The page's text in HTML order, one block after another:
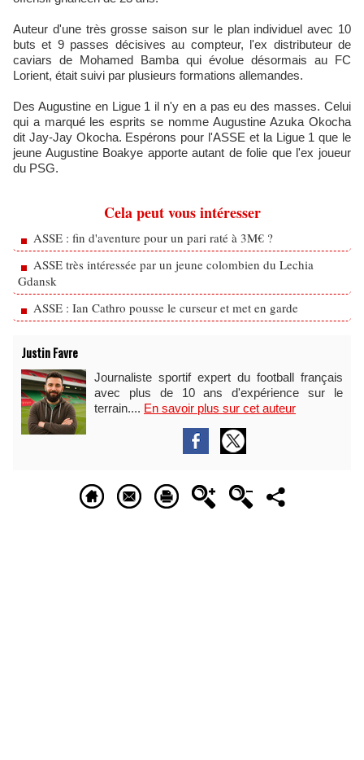
Auteur d'une très grosse saison sur le plan individuel avec 10
buts et 9 passes décisives au compteur, l'ex distributeur de
caviars de Mohamed Bamba qui évolue désormais au FC
Lorient, était suivi par plusieurs formations allemandes.
Des Augustine en Ligue 1 il n'y en a pas eu des masses. Celui
qui a marqué les esprits se nomme Augustine Azuka Okocha
dit Jay-Jay Okocha. Espérons pour l'ASSE et la Ligue 1 que le
jeune Augustine Boakye apporte autant de folie que l'ex joueur
du PSG.
Cela peut vous intéresser
ASSE : fin d'aventure pour un pari raté à 3M€ ?
ASSE très intéressée par un jeune colombien du Lechia
Gdansk
ASSE : Ian Cathro pousse le curseur et met en garde
Justin Favre
Journaliste sportif expert du football français
avec plus de 10 ans d'expérience sur le
terrain.... En savoir plus sur cet auteur